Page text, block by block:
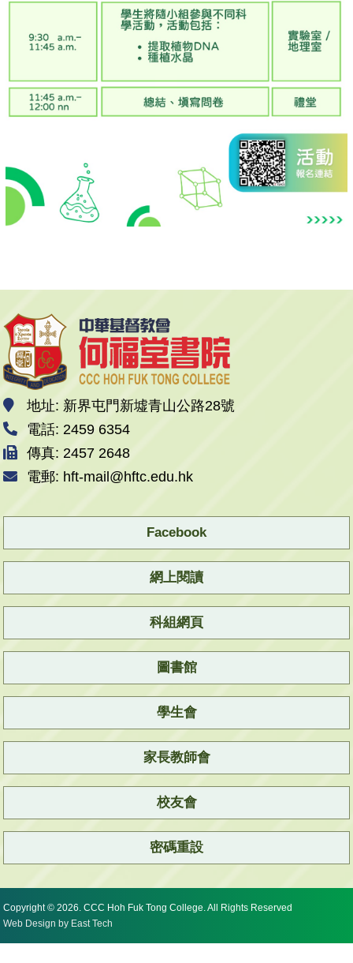
地址: 新界屯門新墟青山公路28號
電話: 2459 6354
傳真: 2457 2648
電郵: hft-mail@hftc.edu.hk
Facebook
網上閱讀
科組網頁
圖書館
學生會
家長教師會
校友會
密碼重設
Copyright © 2026. CCC Hoh Fuk Tong College. All Rights Reserved
Web Design by East Tech